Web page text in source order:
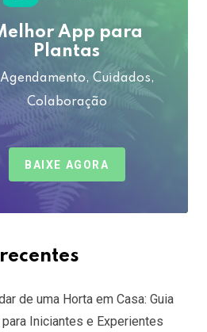
App para
Plantas
Agendamento, Cuidados,
Colaboração
BAIXE AGORA
de uma Horta em Casa: Guia
Iniciantes e Experientes